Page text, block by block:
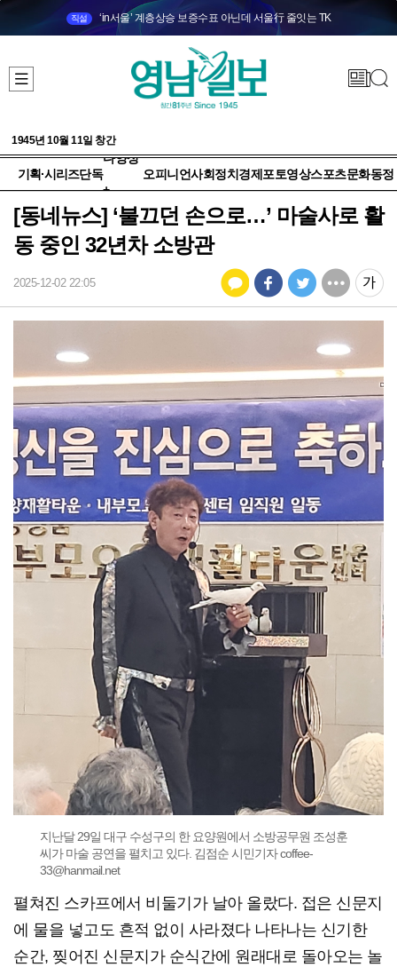
직설 ‘in서울’ 계층상승 보증수표 아닌데 서울行 줄잇는 TK
1945년 10월 11일 창간
기획·시리즈단독
다양성
+
오피니언사회정치 경제 포토영상스포츠문화동정
[동네뉴스] ‘불끄던 손으로…’ 마술사로 활
동 중인 32년차 소방관
2025-12-02 22:05
지난달 29일 대구 수성구의 한 요양원에서 소방공무원 조성훈
씨가 마술 공연을 펼치고 있다. 김점순 시민기자 coffee-
33@hanmail.net
펼쳐진 스카프에서 비둘기가 날아 올랐다. 접은 신문지
에 물을 넣고도 흔적 없이 사라졌다 나타나는 신기한
순간, 찢어진 신문지가 순식간에 원래대로 돌아오는 놀